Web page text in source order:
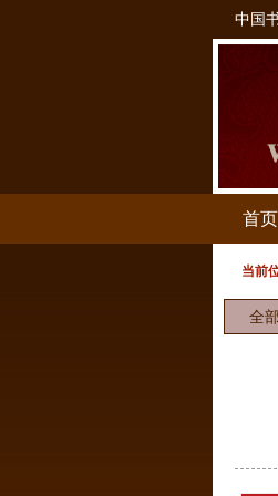
中国
首页
当前
全